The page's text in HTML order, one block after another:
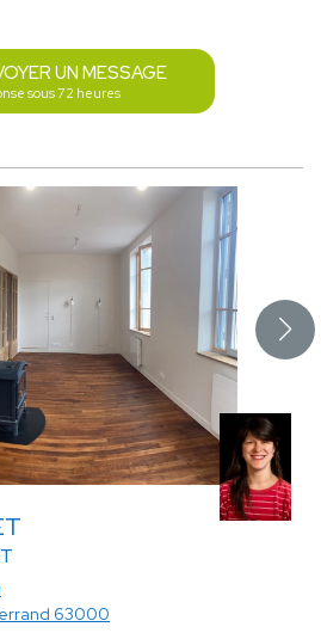
UN MESSAGE
sous 72 heures
63000